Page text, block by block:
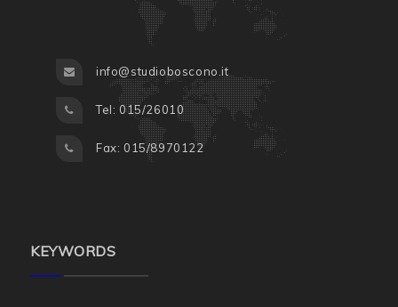
info@studioboscono.it
Tel: 015/26010
Fax: 015/8970122
KEYWORDS